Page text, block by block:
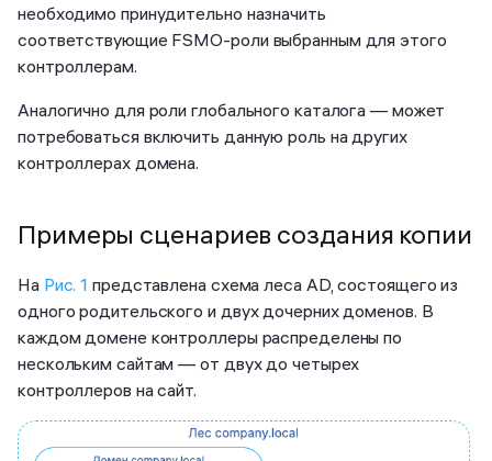
необходимо принудительно назначить
соответствующие FSMO-роли выбранным для этого
контроллерам.
Аналогично для роли глобального каталога — может
потребоваться включить данную роль на других
контроллерах домена.
Примеры сценариев создания копии
На Рис. 1 представлена схема леса AD, состоящего из
одного родительского и двух дочерних доменов. В
каждом домене контроллеры распределены по
нескольким сайтам — от двух до четырех
контроллеров на сайт.